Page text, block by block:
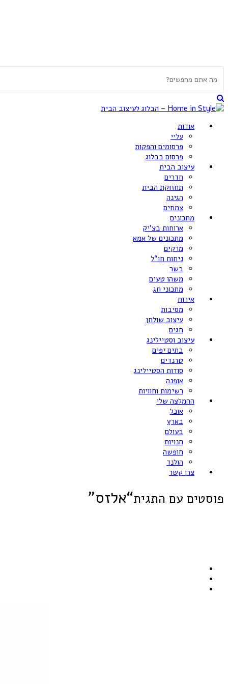
אודות
עליי
פרסומים והפקות
פרסום בבלוג
עיצוב הבית
חדרים
תחזוקת הבית
הגינה
צמחים
מתכונים
ארוחות בצ’יק
מתכונים של אמא
מרקים
ניחוח חו”ל
בשר
משהו טעים
מתכוני חג
אירוח
מסיבות
עיצוב שולחן
חגים
עיצוב וסטיילינג
בתים יפים
טרנדים
סודות הסטיילינג
אופנה
רשימות וחוויות
ההמלצה שלי
אוכל
בארץ
בעולם
חנויות
חופשה
הולנד
צרו קשר
פוסטים עם התגית“אלזס”